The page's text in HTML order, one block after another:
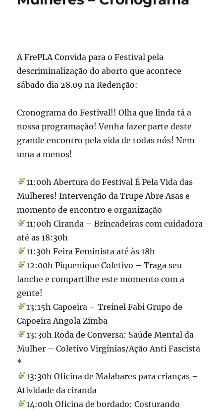
A FrePLA Convida para o Festival pela
descriminalização do aborto que acontece
sábado dia 28.09 na Redenção:
Cronograma do Festival!! Olha que linda tá a
nossa programação! Venha fazer parte deste
grande encontro pela vida de todas nós! Nem
uma a menos!
11:00h Abertura do Festival É Pela Vida das
Mulheres! Intervenção da Trupe Abre Asas e
momento de encontro e organização
11:00h Ciranda – Brincadeiras com cuidadora
até as 18:30h
11:30h Feira Feminista até às 18h
12:00h Piquenique Coletivo – Traga seu
lanche e compartilhe este momento com a
gente!
13:15h Capoeira – Treinel Fabi Grupo de
Capoeira Angola Zimba
13:30h Roda de Conversa: Saúde Mental da
Mulher – Coletivo Virgínias/Ação Anti Fascista
*
13:30h Oficina de Malabares para crianças –
Atividade da ciranda
14:00h Oficina de bordado: Costurando